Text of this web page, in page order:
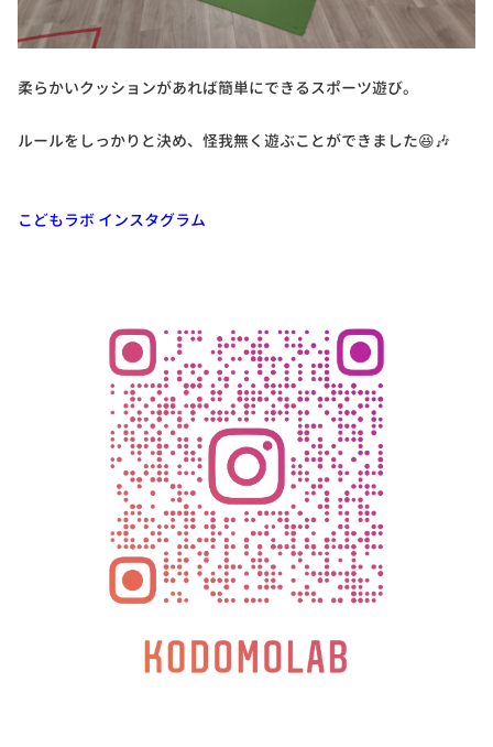
柔らかいクッションがあれば簡単にできるスポーツ遊び。
ルールをしっかりと決め、怪我無く遊ぶことができました😆🎶
こどもラボ インスタグラム